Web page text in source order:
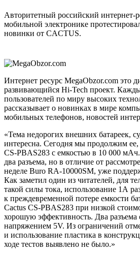
Авторитетный российский интернет-
мобильной электронике
новинки от CACTUS.
Интернет ресурс MegaObzor.com это
развивающийся Hi-Tech проект.
пользователей по миру высоких
рассказывает о новинках в мире
мобильных телефонов, новостей
«Тема недорогих внешних батареек,
интересна. Сегодня мы продолжим ее,
CS-PBAS283 с емкостью в 10 000
два разъема, но в отличие от
неделе Buro RA-10000SM, уже
Как заметил один из читателей, для
такой силы тока, использование 1А
к преждевременной потере емкости
Cactus CS-PBAS283 при низкой
хорошую эффективность. Два
напряжением 5V. Из ограничений
и использование пластика в
ходе тестов выявлено не было.»